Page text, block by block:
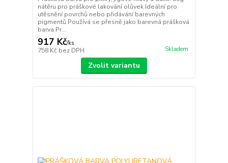
nátěru pro práškové lakování olůvek.Ideální pro
utěsnění povrchů nebo přidávání barevných
pigmentů.Používá se přesně jako barevná prášková
barva.Pr...
917 Kč/ks
758 Kč bez DPH Skladem
Zvolit variantu